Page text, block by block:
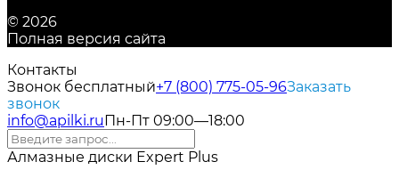
© 2026
Полная версия сайта
Контакты
Звонок бесплатный+7 (800) 775-05-96Заказать
звонок
info@apilki.ruПн-Пт 09:00—18:00
Алмазные диски Expert Plus